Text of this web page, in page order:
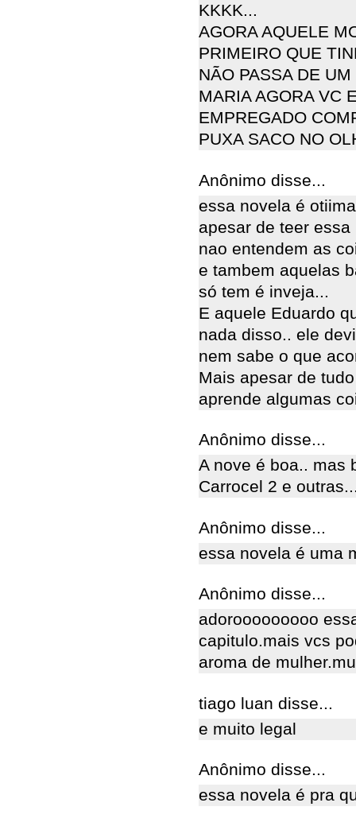
KKKK...
AGORA AQUELE
PRIMEIRO QUE
NÃO PASSA DE
MARIA AGORA VC
EMPREGADO
PUXA SACO NO
Anônimo disse...
essa novela é
apesar de teer
nao entendem as
e tambem aquelas
só tem é inveja...
E aquele Eduardo
nada disso.. ele
nem sabe o que
Mais apesar de
aprende algumas
Anônimo disse...
A nove é boa.. mas
Carrocel 2 e
Anônimo disse...
essa novela é uma
Anônimo disse...
adorooooooooo
capitulo.mais vcs
aroma de
tiago luan disse...
e muito legal
Anônimo disse...
essa novela é pra